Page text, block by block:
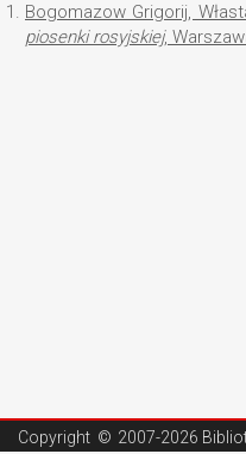
1. Bogomazow Grigorij,
piosenki rosyjskiej,
Copyright © 2007-2026